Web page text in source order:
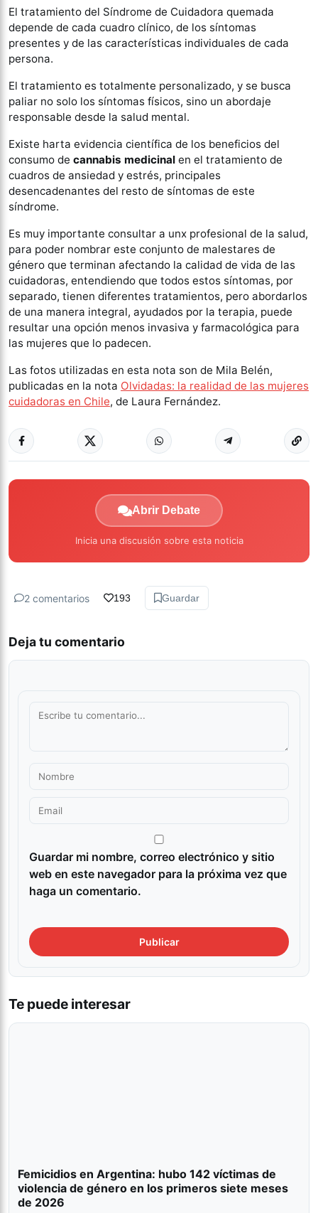
El tratamiento del Síndrome de Cuidadora quemada
depende de cada cuadro clínico, de los síntomas
presentes y de las características individuales de cada
persona.
El tratamiento es totalmente personalizado, y se busca
paliar no solo los síntomas físicos, sino un abordaje
responsable desde la salud mental.
Existe harta evidencia científica de los beneficios del
consumo de cannabis medicinal en el tratamiento de
cuadros de ansiedad y estrés, principales
desencadenantes del resto de síntomas de este
síndrome.
Es muy importante consultar a unx profesional de la salud,
para poder nombrar este conjunto de malestares de
género que terminan afectando la calidad de vida de las
cuidadoras, entendiendo que todos estos síntomas, por
separado, tienen diferentes tratamientos, pero abordarlos
de una manera integral, ayudados por la terapia, puede
resultar una opción menos invasiva y farmacológica para
las mujeres que lo padecen.
Las fotos utilizadas en esta nota son de Mila Belén,
publicadas en la nota Olvidadas: la realidad de las mujeres
cuidadoras en Chile, de Laura Fernández.
Abrir Debate
Inicia una discusión sobre esta noticia
2 comentarios 193 Guardar
Deja tu comentario
Guardar mi nombre, correo electrónico y sitio
web en este navegador para la próxima vez que
haga un comentario.
Te puede interesar
Femicidios en Argentina: hubo 142 víctimas de
violencia de género en los primeros siete meses
de 2026